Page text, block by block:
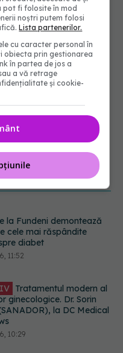
esofagul barrett
gastrica
stomac barrett
News -
la Fundeni demontează
cele mai răspândite
diabet
11:52
Tratamentul modern al
ginecologice. Dr. Sorin
la DC Medical
10:29
pot fi folosite în mod
noștri putem folosi
Lista partenerilor.
cu caracter personal în
obiecta prin gestionarea
în partea de jos a
a vă retrage
și cookie-